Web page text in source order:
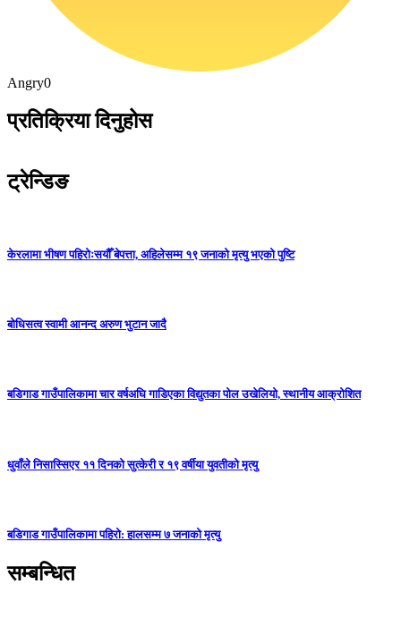
Angry0
प्रतिक्रिया दिनुहोस
ट्रेन्डिङ
केरलामा भीषण पहिरोःसयौँ बेपत्ता, अहिलेसम्म १९ जनाको मृत्यु भएको पुष्टि
बोधिसत्व स्वामी आनन्द अरुण भुटान जादै
बडिगाड गाउँपालिकामा चार वर्षअघि गाडिएका विद्युतका पोल उखेलियो, स्थानीय आक्रोशित
धुवाँले निसास्सिएर ११ दिनको सुत्केरी र १९ वर्षीया युवतीको मृत्यु
बडिगाड गाउँपालिकामा पहिरो: हालसम्म ७ जनाको मृत्यु
सम्बन्धित